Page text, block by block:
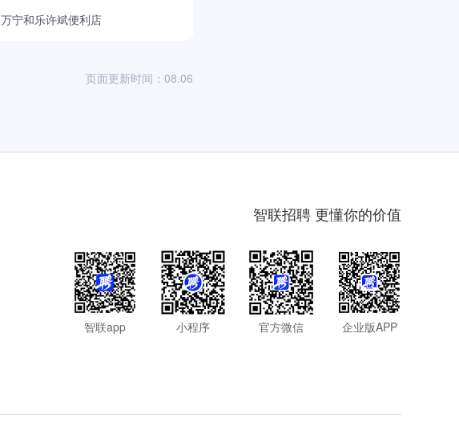
万宁和乐许斌便利店
页面更新时间：08.06
智联招聘 更懂你的价值
智联app 小程序 官方微信 企业版APP